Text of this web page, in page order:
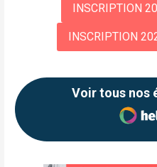
INSCRIPTION
INSCRIPTION
Voir tous nos